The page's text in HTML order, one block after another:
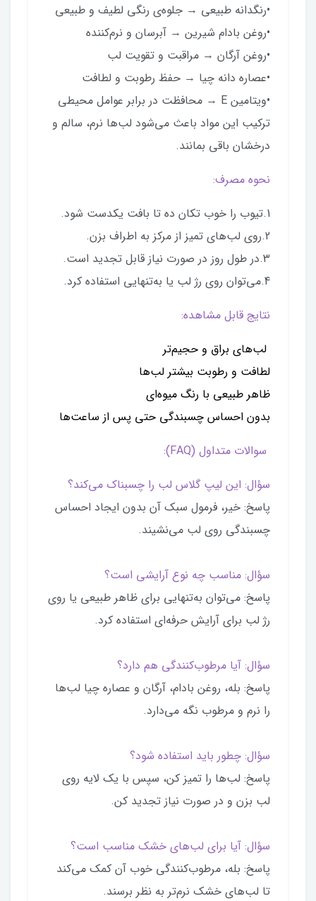
•رنگدانه طبیعی → جلوه‌ی رنگی لطیف و طبیعی
•روغن بادام شیرین → آبرسان و نرم‌کننده
•روغن آرگان → مراقبت و تقویت لب
•عصاره دانه چیا → حفظ رطوبت و لطافت
•ویتامین E → محافظت در برابر عوامل محیطی
ترکیب این مواد باعث می‌شود لب‌ها نرم، سالم و
درخشان باقی بمانند.
نحوه مصرف:
1.تیوب را خوب تکان ده تا بافت یکدست شود.
2.روی لب‌های تمیز از مرکز به اطراف بزن.
3.در طول روز در صورت نیاز قابل تجدید است.
4.می‌توان روی رژ لب یا به‌تنهایی استفاده کرد.
نتایج قابل مشاهده:
لب‌های براق و حجیم‌تر
لطافت و رطوبت بیشتر لب‌ها
ظاهر طبیعی با رنگ میوه‌ای
بدون احساس چسبندگی حتی پس از ساعت‌ها
سوالات متداول (FAQ):
سؤال: این لیپ گلاس لب را چسبناک می‌کند؟
پاسخ: خیر، فرمول سبک آن بدون ایجاد احساس
چسبندگی روی لب می‌نشیند.
سؤال: مناسب چه نوع آرایشی است؟
پاسخ: می‌توان به‌تنهایی برای ظاهر طبیعی یا روی
رژ لب برای آرایش حرفه‌ای استفاده کرد.
سؤال: آیا مرطوب‌کنندگی هم دارد؟
پاسخ: بله، روغن بادام، آرگان و عصاره چیا لب‌ها
را نرم و مرطوب نگه می‌دارد.
سؤال: چطور باید استفاده شود؟
پاسخ: لب‌ها را تمیز کن، سپس با یک لایه روی
لب بزن و در صورت نیاز تجدید کن.
سؤال: آیا برای لب‌های خشک مناسب است؟
پاسخ: بله، مرطوب‌کنندگی خوب آن کمک می‌کند
تا لب‌های خشک نرم‌تر به نظر برسند.